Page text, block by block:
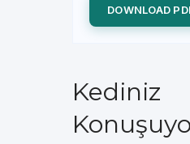
DOWNLOAD
Kediniz